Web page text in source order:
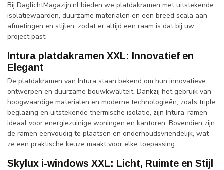
Bij DaglichtMagazijn.nl bieden we platdakramen met uitstekende
isolatiewaarden, duurzame materialen en een breed scala aan
afmetingen en stijlen, zodat er altijd een raam is dat bij uw
project past.
Intura platdakramen XXL: Innovatief en
Elegant
De platdakramen van Intura staan bekend om hun innovatieve
ontwerpen en duurzame bouwkwaliteit. Dankzij het gebruik van
hoogwaardige materialen en moderne technologieën, zoals triple
beglazing en uitstekende thermische isolatie, zijn Intura-ramen
ideaal voor energiezuinige woningen en kantoren. Bovendien zijn
de ramen eenvoudig te plaatsen en onderhoudsvriendelijk, wat
ze een praktische keuze maakt voor elke toepassing.
Skylux i-windows XXL: Licht, Ruimte en Stijl